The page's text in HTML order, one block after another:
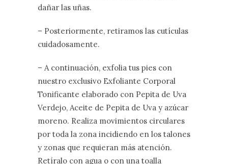
dañar las uñas.
– Posteriormente, retiramos las cutículas
cuidadosamente.
– A continuación, exfolia tus pies con
nuestro exclusivo Exfoliante Corporal
Tonificante elaborado con Pepita de Uva
Verdejo, Aceite de Pepita de Uva y azúcar
moreno. Realiza movimientos circulares
por toda la zona incidiendo en los talones
y zonas que requieran más atención.
Retíralo con agua o con una toalla